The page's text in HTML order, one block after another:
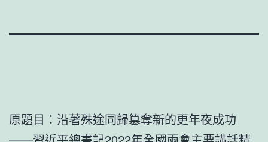
原題目：沿著殊途同歸篡奪新的更年夜成功